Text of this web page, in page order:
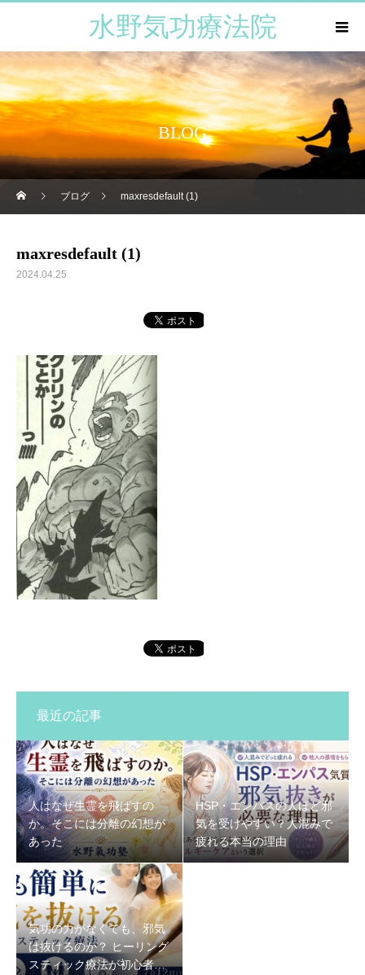
水野気功療法院
BLOG
ブログ maxresdefault (1)
maxresdefault (1)
2024.04.25
最近の記事
人はなぜ生霊を飛ばすの
か。そこには分離の幻想が
あった
HSP・エンパスの人ほど邪
気を受けやすい？人混みで
疲れる本当の理由
気功の力がなくても、邪気
は抜けるのか？ ヒーリング
スティック療法が初心者で